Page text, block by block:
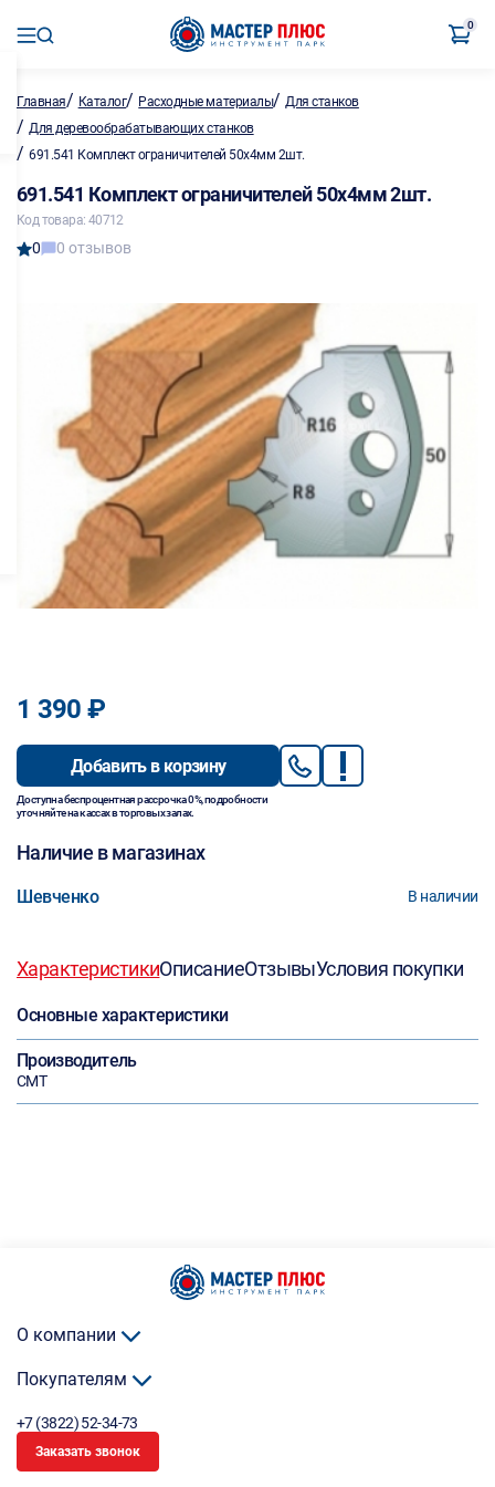
0
Главная/ Каталог/ Расходные материалы/Для станков
/ Для деревообрабатывающих станков
/ 691.541 Комплект ограничителей 50х4мм 2шт.
691.541 Комплект ограничителей 50х4мм 2шт.
Код товара: 40712
0 0 отзывов
1 390 ₽
Добавить в корзину
Доступна беспроцентная рассрочка 0%, подробности
уточняйте на кассах в торговых залах.
Наличие в магазинах
Шевченко В наличии
ХарактеристикиОписаниеОтзывыУсловия покупки
Основные характеристики
Производитель
СМТ
О компании
Покупателям
+7 (3822) 52-34-73
Заказать звонок